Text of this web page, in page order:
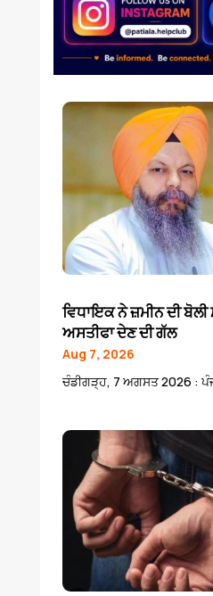
ਵਿਧਾਇਕ ਨੇ ਜ਼ਮੀਨ ਦੀ
ਅਸਤੀਫਾ ਦੇਣ ਦੀ ਗੱਲ
Aug 7, 2026
ਚੰਡੀਗੜ੍ਹ, 7 ਅਗਸਤ 2026 :